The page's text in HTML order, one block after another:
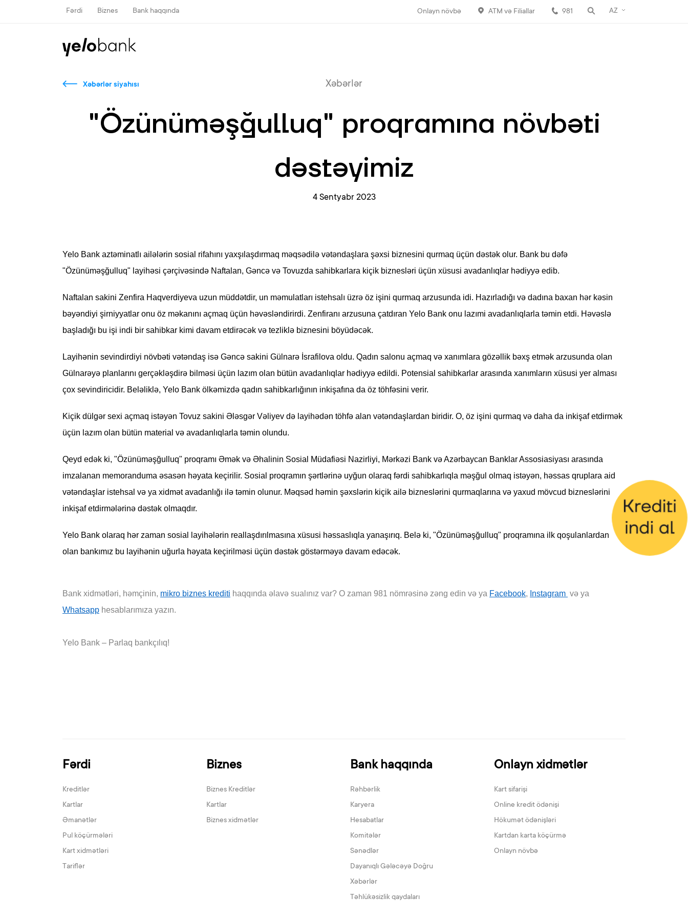
Fərdi Biznes Bank haqqında Onlayn növbə ATM və Filiallar 981 AZ
Xəbərlər siyahısı Xəbərlər
"Özünüməşğulluq" proqramına növbəti
dəstəyimiz
4 Sentyabr 2023
Yelo Bank aztəminatlı ailələrin sosial rifahını yaxşılaşdırmaq məqsədilə vətəndaşlara şəxsi biznesini qurmaq üçün dəstək olur. Bank bu dəfə
"Özünüməşğulluq" layihəsi çərçivəsində Naftalan, Gəncə və Tovuzda sahibkarlara kiçik biznesləri üçün xüsusi avadanlıqlar hədiyyə edib.
Naftalan sakini Zenfira Haqverdiyeva uzun müddətdir, un məmulatları istehsalı üzrə öz işini qurmaq arzusunda idi. Hazırladığı və dadına baxan hər kəsin
bəyəndiyi şirniyyatlar onu öz məkanını açmaq üçün həvəsləndirirdi. Zenfiranı arzusuna çatdıran Yelo Bank onu lazımi avadanlıqlarla təmin etdi. Həvəslə
başladığı bu işi indi bir sahibkar kimi davam etdirəcək və tezliklə biznesini böyüdəcək.
Layihənin sevindirdiyi növbəti vətəndaş isə Gəncə sakini Gülnarə İsrafilova oldu. Qadın salonu açmaq və xanımlara gözəllik bəxş etmək arzusunda olan
Gülnarəyə planlarını gerçəkləşdirə bilməsi üçün lazım olan bütün avadanlıqlar hədiyyə edildi. Potensial sahibkarlar arasında xanımların xüsusi yer alması
çox sevindiricidir. Beləliklə, Yelo Bank ölkəmizdə qadın sahibkarlığının inkişafına da öz töhfəsini verir.
Kiçik dülgər sexi açmaq istəyən Tovuz sakini Ələsgər Vəliyev də layihədən töhfə alan vətəndaşlardan biridir. O, öz işini qurmaq və daha da inkişaf etdirmək
üçün lazım olan bütün material və avadanlıqlarla təmin olundu.
Qeyd edək ki, "Özünüməşğulluq" proqramı Əmək və Əhalinin Sosial Müdafiəsi Nazirliyi, Mərkəzi Bank və Azərbaycan Banklar Assosiasiyası arasında
imzalanan memoranduma əsasən həyata keçirilir. Sosial proqramın şərtlərinə uyğun olaraq fərdi sahibkarlıqla məşğul olmaq istəyən, həssas qruplara aid
vətəndaşlar istehsal və ya xidmət avadanlığı ilə təmin olunur. Məqsəd həmin şəxslərin kiçik ailə bizneslərini qurmaqlarına və yaxud mövcud bizneslərini
inkişaf etdirmələrinə dəstək olmaqdır.
Yelo Bank olaraq hər zaman sosial layihələrin reallaşdırılmasına xüsusi həssaslıqla yanaşırıq. Belə ki, "Özünüməşğulluq" proqramına ilk qoşulanlardan
olan bankımız bu layihənin uğurla həyata keçirilməsi üçün dəstək göstərməyə davam edəcək.
Bank xidmətləri, həmçinin, mikro biznes krediti haqqında əlavə sualınız var? O zaman 981 nömrəsinə zəng edin və ya Facebook, Instagram və ya
Whatsapp hesablarımıza yazın.
Yelo Bank – Parlaq bankçılıq!
Fərdi
Kreditlər
Kartlar
Əmanətlər
Pul köçürmələri
Kart xidmətləri
Tariflər
Biznes
Biznes Kreditlər
Kartlar
Biznes xidmətlər
Bank haqqında
Rəhbərlik
Karyera
Hesabatlar
Komitələr
Sənədlər
Dayanıqlı Gələcəyə Doğru
Xəbərlər
Təhlükəsizlik qaydaları
Onlayn xidmətlər
Kart sifarişi
Online kredit ödənişi
Hökumət ödənişləri
Kartdan karta köçürmə
Onlayn növbə